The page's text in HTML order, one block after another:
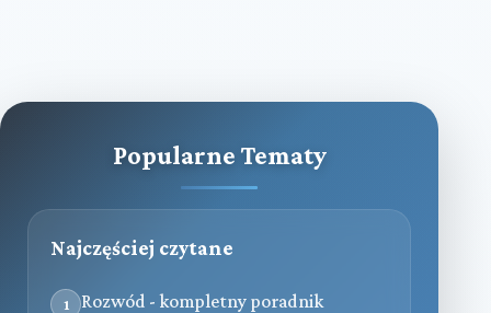
Popularne Tematy
Najczęściej czytane
1
Rozwód - kompletny poradnik